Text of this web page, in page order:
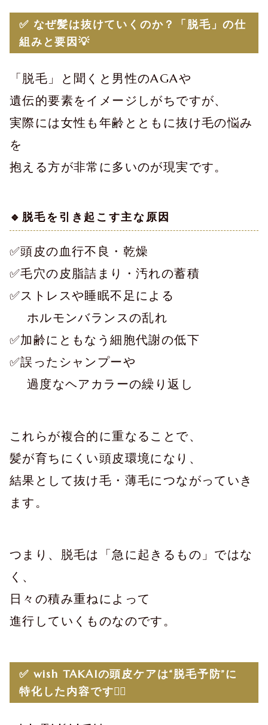
✅ なぜ髪は抜けていくのか？「脱毛」の仕
組みと要因💡
「脱毛」と聞くと男性のAGAや
遺伝的要素をイメージしがちですが、
実際には女性も年齢とともに抜け毛の悩み
を
抱える方が非常に多いのが現実です。
🔹脱毛を引き起こす主な原因
✅頭皮の血行不良・乾燥
✅毛穴の皮脂詰まり・汚れの蓄積
✅ストレスや睡眠不足による
ホルモンバランスの乱れ
✅加齢にともなう細胞代謝の低下
✅誤ったシャンプーや
過度なヘアカラーの繰り返し
これらが複合的に重なることで、
髪が育ちにくい頭皮環境になり、
結果として抜け毛・薄毛につながっていき
ます。
つまり、脱毛は「急に起きるもの」ではな
く、
日々の積み重ねによって
進行していくものなのです。
✅ wish TAKAIの頭皮ケアは“脱毛予防”に
特化した内容です🧖‍♀️